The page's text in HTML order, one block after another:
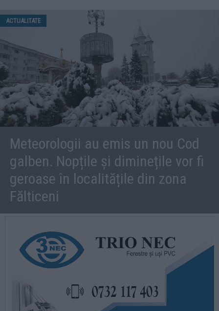
ACTUALITATE
Meteorologii au emis un nou Cod
galben. Nopțile și diminețile vor fi
geroase în localitățile din zona
Fălticeni